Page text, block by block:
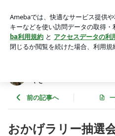
こだわり店主のつぶやき～
アプリをダウンロードして ブログ
ょう。
やき～
前の記事へ
おかげラリー抽選